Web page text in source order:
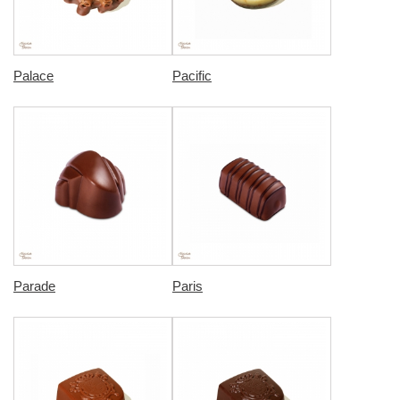
Palace Pacific
Parade Paris